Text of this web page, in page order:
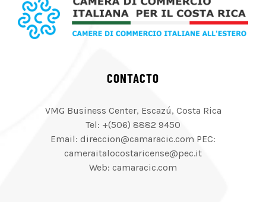
CONTACTO
VMG Business Center, Escazú, Costa Rica
Tel: +(506) 8882 9450
Email: direccion@camaracic.com PEC:
cameraitalocostaricense@pec.it
Web: camaracic.com